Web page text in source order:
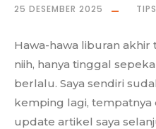
25 DESEMBER 2025
Hawa-hawa liburan
niih, hanya tinggal
berlalu. Saya sendiri
kemping lagi, tempatnya
update artikel saya